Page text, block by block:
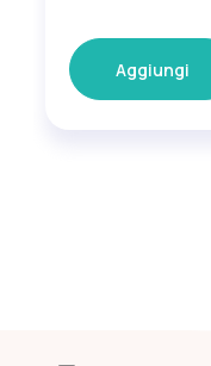
Aggiungi